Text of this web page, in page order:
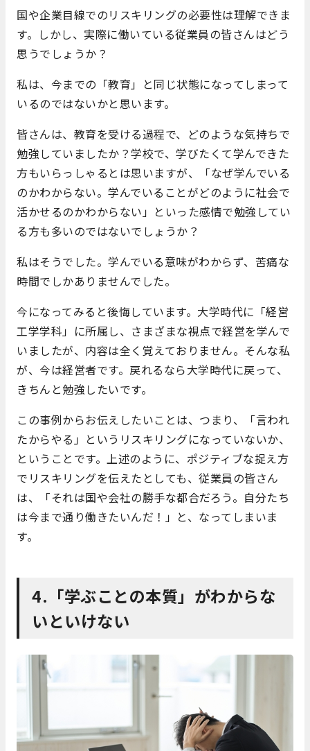
国や企業目線でのリスキリングの必要性は理解できま
す。しかし、実際に働いている従業員の皆さんはどう
思うでしょうか？
私は、今までの「教育」と同じ状態になってしまって
いるのではないかと思います。
皆さんは、教育を受ける過程で、どのような気持ちで
勉強していましたか？学校で、学びたくて学んできた
方もいらっしゃるとは思いますが、「なぜ学んでいる
のかわからない。学んでいることがどのように社会で
活かせるのかわからない」といった感情で勉強してい
る方も多いのではないでしょうか？
私はそうでした。学んでいる意味がわからず、苦痛な
時間でしかありませんでした。
今になってみると後悔しています。大学時代に「経営
工学学科」に所属し、さまざまな視点で経営を学んで
いましたが、内容は全く覚えておりません。そんな私
が、今は経営者です。戻れるなら大学時代に戻って、
きちんと勉強したいです。
この事例からお伝えしたいことは、つまり、「言われ
たからやる」というリスキリングになっていないか、
ということです。上述のように、ポジティブな捉え方
でリスキリングを伝えたとしても、従業員の皆さん
は、「それは国や会社の勝手な都合だろう。自分たち
は今まで通り働きたいんだ！」と、なってしまいま
す。
4.「学ぶことの本質」がわからな
いといけない